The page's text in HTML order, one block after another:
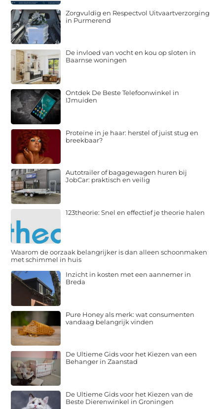
Zorgvuldig en Respectvol Uitvaartverzorging
in Purmerend
De invloed van vocht en kou op sloten in
Baarnse woningen
Ontdek De Beste Telefoonwinkel in
IJmuiden
Proteïne in je haar: herstel of juist stug en
breekbaar?
Autotrailer of bagagewagen huren bij
JobCar: praktisch en veilig
123theorie: Snel en effectief je theorie halen
Waarom de oorzaak belangrijker is dan alleen schoonmaken
met schimmel in huis
Inzicht in kosten met een aannemer in
Breda
Pure Honey als merk: wat consumenten
vandaag belangrijk vinden
De Ultieme Gids voor het Kiezen van een
Behanger in Zaanstad
De Ultieme Gids voor het Kiezen van de
Beste Dierenwinkel in Groningen